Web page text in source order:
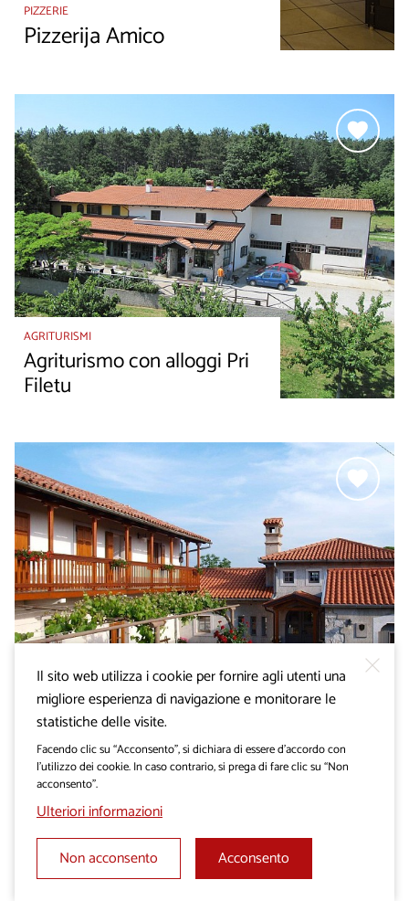
PIZZERIE
Pizzerija Amico
AGRITURISMI
Agriturismo con alloggi Pri
Filetu
AGRITURISMI
Agriturismo Oru
Il sito web utilizza i cookie per fornire agli utenti una
migliore esperienza di navigazione e monitorare le
statistiche delle visite.
Facendo clic su “Acconsento”, si dichiara di essere d’accordo con
l’utilizzo dei cookie. In caso contrario, si prega di fare clic su “Non
acconsento”.
Ulteriori informazioni
Non acconsento
Acconsento